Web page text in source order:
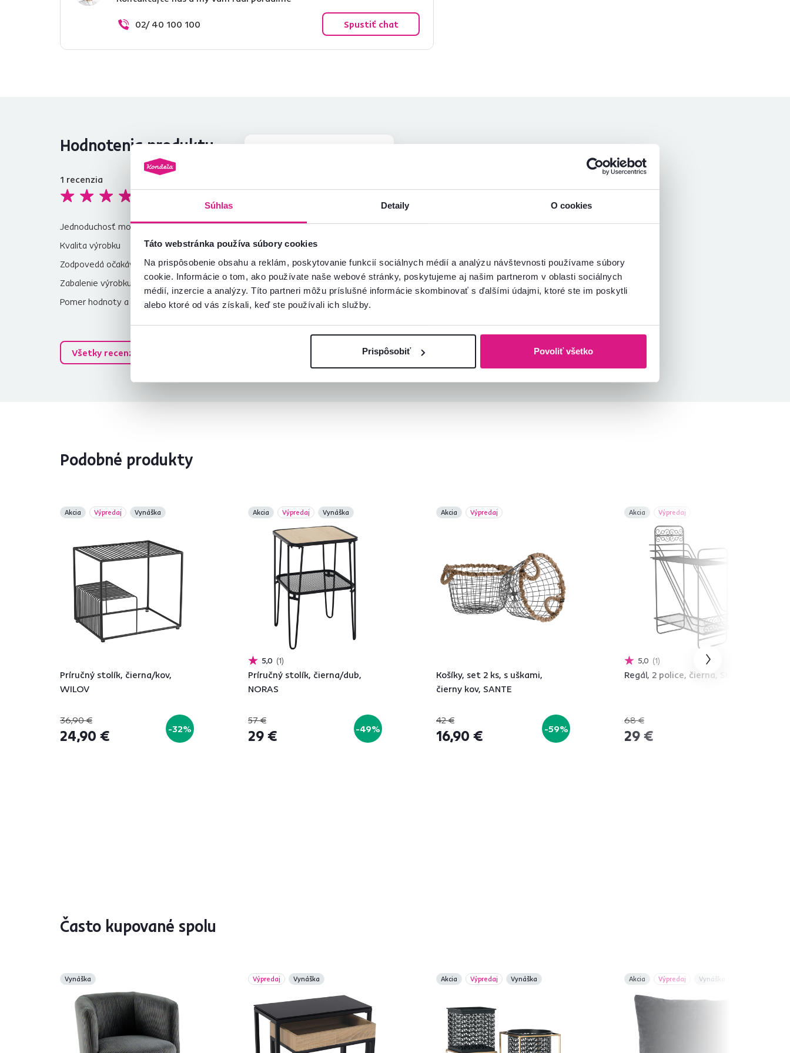
Súhlas Detaily O cookies
Táto webstránka používa súbory cookies
Na prispôsobenie obsahu a reklám, poskytovanie funkcií sociálnych médií a analýzu návštevnosti používame súbory
cookie. Informácie o tom, ako používate naše webové stránky, poskytujeme aj našim partnerom v oblasti sociálnych
médií, inzercie a analýzy. Títo partneri môžu príslušné informácie skombinovať s ďalšími údajmi, ktoré ste im poskytli
alebo ktoré od vás získali, keď ste používali ich služby.
Prispôsobiť Povoliť všetko
02/ 40 100 100 Spustiť chat
Hodnotenia produktu
4,8
1 recenzia
Jednoduchosť montáže
5,0
Kvalita výrobku
5,0
Zodpovedá očakávaniam
4,0
Zabalenie výrobku
5,0
Pomer hodnoty a ceny
5,0
Všetky recenzie
Podobné produkty
Akcia Výpredaj Vynáška
Príručný stolík, čierna/kov,
WILOV
36,90 €
24,90 € -32%
Akcia Výpredaj Vynáška
5,0 1
Príručný stolík, čierna/dub,
NORAS
57 €
29 € -49%
Akcia Výpredaj
Košíky, set 2 ks, s uškami,
čierny kov, SANTE
42 €
16,90 € -59%
Akcia Výpredaj
5,0 1
Regál, 2 police, čierna, SULTO
68 €
29 €
Často kupované spolu
Vynáška Výpredaj Vynáška Akcia Výpredaj Vynáška Akcia Výpredaj Vynáška